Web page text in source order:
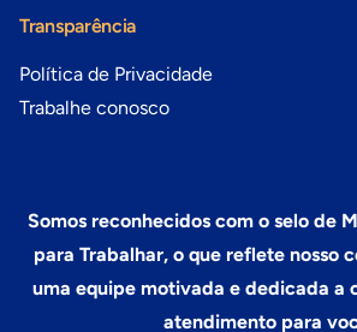
Transparência
Política de Privacidade
Trabalhe conosco
Somos reconhecidos com o selo de
para Trabalhar, o que reflete nosso
uma equipe motivada e dedicada a
atendimento para